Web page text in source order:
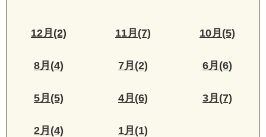
12月(2) 11月(7) 10月(5)
8月(4) 7月(2) 6月(6)
5月(5) 4月(6) 3月(7)
2月(4) 1月(1)